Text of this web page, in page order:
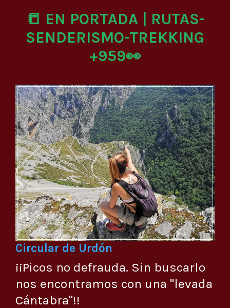
📒 EN PORTADA | RUTAS-
SENDERISMO-TREKKING
+959👀
Circular de Urdón
¡¡Picos no defrauda. Sin buscarlo
nos encontramos con una "levada
Cántabra"!!